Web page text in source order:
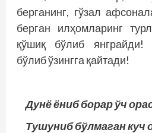
берганинг, гўзал
берган илҳомларинг
қўшиқ бўлиб янграйди!
бўлиб ўзингга қайтади!
Дунё ёниб борар ўч
Тушуниб бўлмаган куч